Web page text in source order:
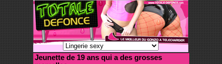
Jeunette de 19 ans qui a des grosses